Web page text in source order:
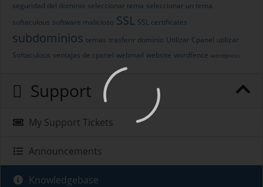
seguridad del dominio seleccionar tema seleccionar un tema
softaculous software malicioso SSL SSL certificates
subdominios temas trasferir dominio Utilizar Cpanel utilizar
Softaculous ventajas de cpanel webmail website wordfence wordpress
Support
My Support Tickets
Announcements
Knowledgebase